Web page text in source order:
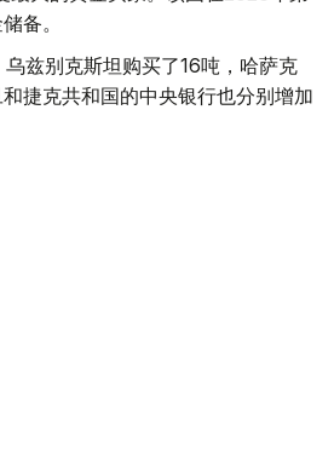
备。
兹别克斯坦购买了16吨，哈萨克
捷克共和国的中央银行也分别增加